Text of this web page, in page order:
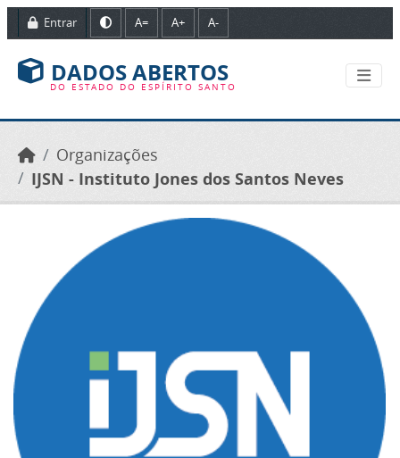
Ir para o conteúdo principal
Entrar A= A+ A-
DADOS ABERTOS
DO ESTADO DO ESPÍRITO SANTO
Organizações
IJSN - Instituto Jones dos Santos Neves